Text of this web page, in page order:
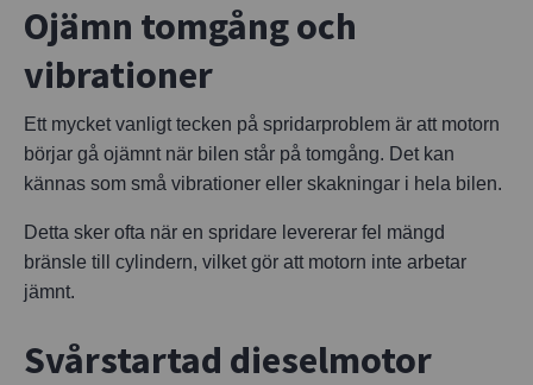
Ojämn tomgång och
vibrationer
Ett mycket vanligt tecken på spridarproblem är att motorn
börjar gå ojämnt när bilen står på tomgång. Det kan
kännas som små vibrationer eller skakningar i hela bilen.
Detta sker ofta när en spridare levererar fel mängd
bränsle till cylindern, vilket gör att motorn inte arbetar
jämnt.
Svårstartad dieselmotor